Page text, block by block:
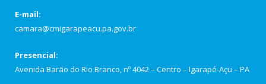
E-mail:
camara@cmigarapeacu.pa.gov.br
Presencial:
Avenida Barão do Rio Branco, nº 4042 – Centro – Igarapé-Açu – PA